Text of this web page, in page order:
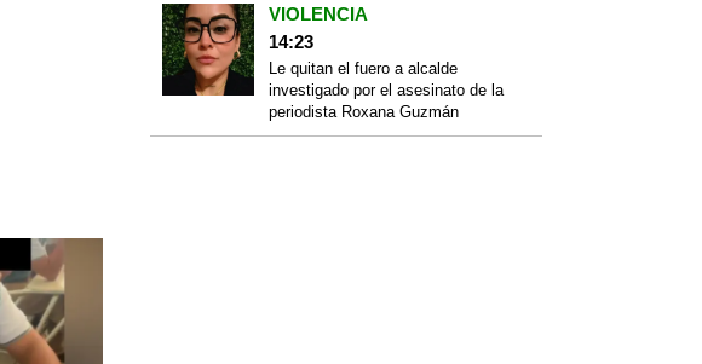
VIOLENCIA
14:23
Le quitan el fuero a alcalde
investigado por el asesinato de la
periodista Roxana Guzmán